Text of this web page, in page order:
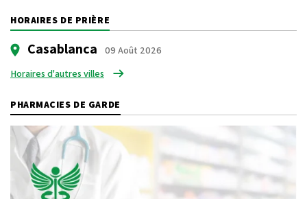
HORAIRES DE PRIÈRE
Casablanca
09 Août 2026
Horaires d'autres villes
PHARMACIES DE GARDE